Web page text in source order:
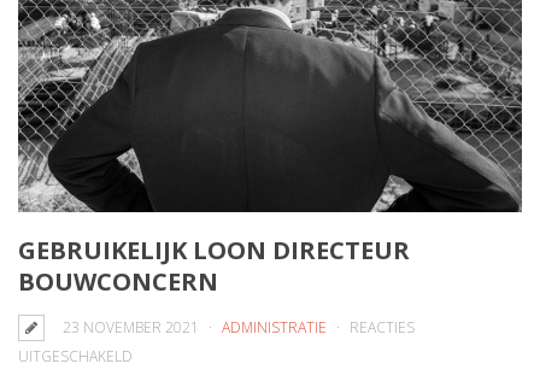
GEBRUIKELIJK LOON DIRECTEUR
BOUWCONCERN
23 NOVEMBER 2021 ADMINISTRATIE
REACTIES
UITGESCHAKELD